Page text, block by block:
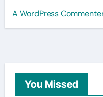
A WordPress
You Missed